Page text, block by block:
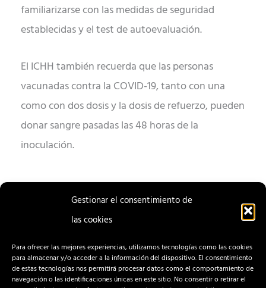
Gestionar el consentimiento de
las cookies
Para ofrecer las mejores experiencias, utilizamos tecnologías como las cookies
para almacenar y/o acceder a la información del dispositivo. El consentimiento
de estas tecnologías nos permitirá procesar datos como el comportamiento de
navegación o las identificaciones únicas en este sitio. No consentir o retirar el
familiarizarse con las medidas de seguridad
establecidas y el test de autoevaluación.
El ICHH también recuerda que las personas
vacunadas contra la COVID-19, tanto con una
como con dos dosis y la dosis de refuerzo, pueden
donar sangre pasadas las 48 horas de la
inoculación.
ENTRADA